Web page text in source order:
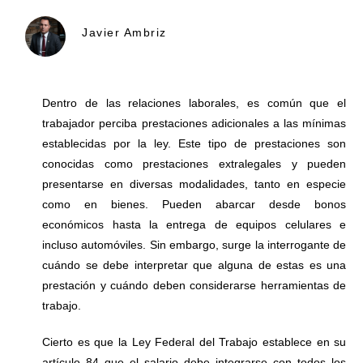
Javier Ambriz
Dentro de las relaciones laborales, es común que el
trabajador perciba prestaciones adicionales a las mínimas
establecidas por la ley. Este tipo de prestaciones son
conocidas como prestaciones extralegales y pueden
presentarse en diversas modalidades, tanto en especie
como en bienes. Pueden abarcar desde bonos
económicos hasta la entrega de equipos celulares e
incluso automóviles. Sin embargo, surge la interrogante de
cuándo se debe interpretar que alguna de estas es una
prestación y cuándo deben considerarse herramientas de
trabajo.
Cierto es que la Ley Federal del Trabajo establece en su